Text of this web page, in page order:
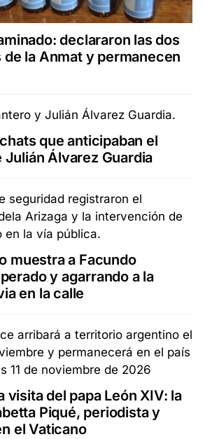
declararon las dos
la Anmat y permanecen
que anticipaban el
Álvarez Guardia
muestra a Facundo
y agarrando a la
en la calle
visita del papa León XIV: la
Piqué, periodista y
el Vaticano